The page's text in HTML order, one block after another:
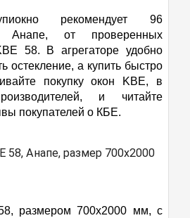
окном. К тому же кроме
открывающихся створок
сделать
Теперь жалею. Балконную
отставлять детям открытой.
гарантия кончилась не
рекомендует 96
Анапе, от проверенных
58. В агрегаторе удобно
остекление, а купить быстро
покупку окон KBE, в
и читайте
покупателей о КБЕ.
58, Анапе, размер 700х2000
размером 700х2000 мм, с